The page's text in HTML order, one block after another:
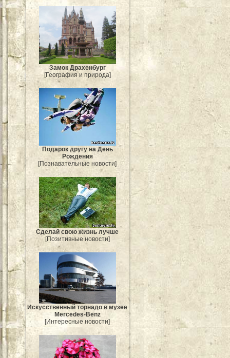
Замок Драхенбург
[География и природа]
Подарок другу на День
Рождения
[Познавательные новости]
Сделай свою жизнь лучше
[Позитивные новости]
Искусственный торнадо в музее
Mercedes-Benz
[Интересные новости]